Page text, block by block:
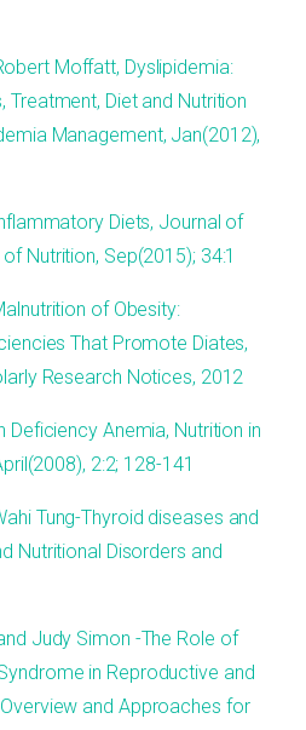
Moffatt, Dyslipidemia:
Treatment, Diet and Nutrition
Management, Jan(2012),
Diets, Journal of
Nutrition, Sep(2015); 34:1
of Obesity:
That Promote Diates,
Research Notices, 2012
Deficiency Anemia, Nutrition in
2:2; 128-141
Tung-Thyroid diseases and
Nutritional Disorders and
Judy Simon -The Role of
in Reproductive and
and Approaches for